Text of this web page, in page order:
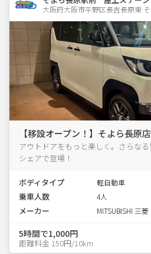
大阪府大阪市平野区長吉長原東
【移設オープン！】そよら長原
アウトドアをもっと楽しく。さらな
シェアで登場！
ボディタイプ 軽自動車
乗車人数 4人
メーカー MITSUBISHI 三菱
5時間で1,000円
距離料金 150円/10km